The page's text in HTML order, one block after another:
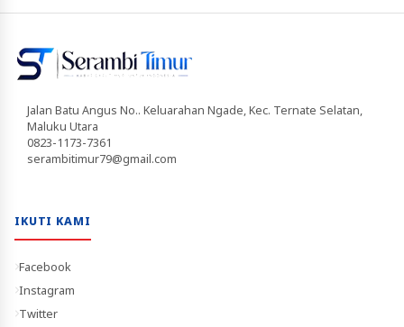
Jalan Batu Angus No.. Keluarahan Ngade, Kec. Ternate Selatan,
Maluku Utara
0823-1173-7361
serambitimur79@gmail.com
IKUTI KAMI
Facebook
Instagram
Twitter